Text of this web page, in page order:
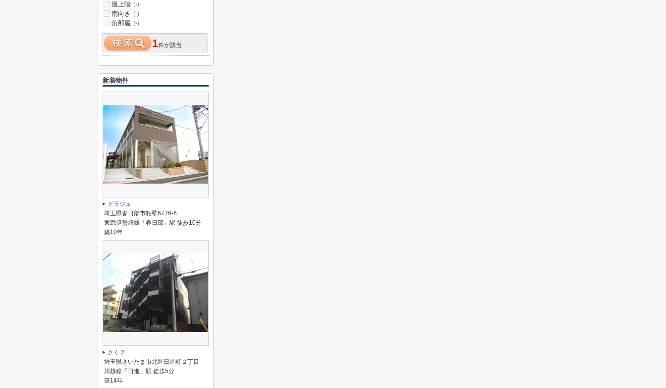
最上階 (-)
南向き (-)
角部屋 (-)
1件が該当
新着物件
ドラジェ
埼玉県春日部市粕壁6776-6
東武伊勢崎線「春日部」駅 徒歩10分
築10年
さく２
埼玉県さいたま市北区日進町２丁目
川越線「日進」駅 徒歩5分
築14年